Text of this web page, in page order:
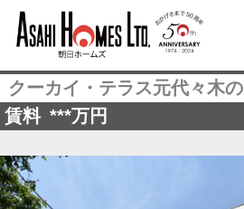
クーカイ・テラス元代々木
賃料 ***万円